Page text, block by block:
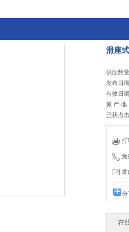
滑座
供应数
发布日
有效日
原 产 地
已获点
打
免
发
分
在